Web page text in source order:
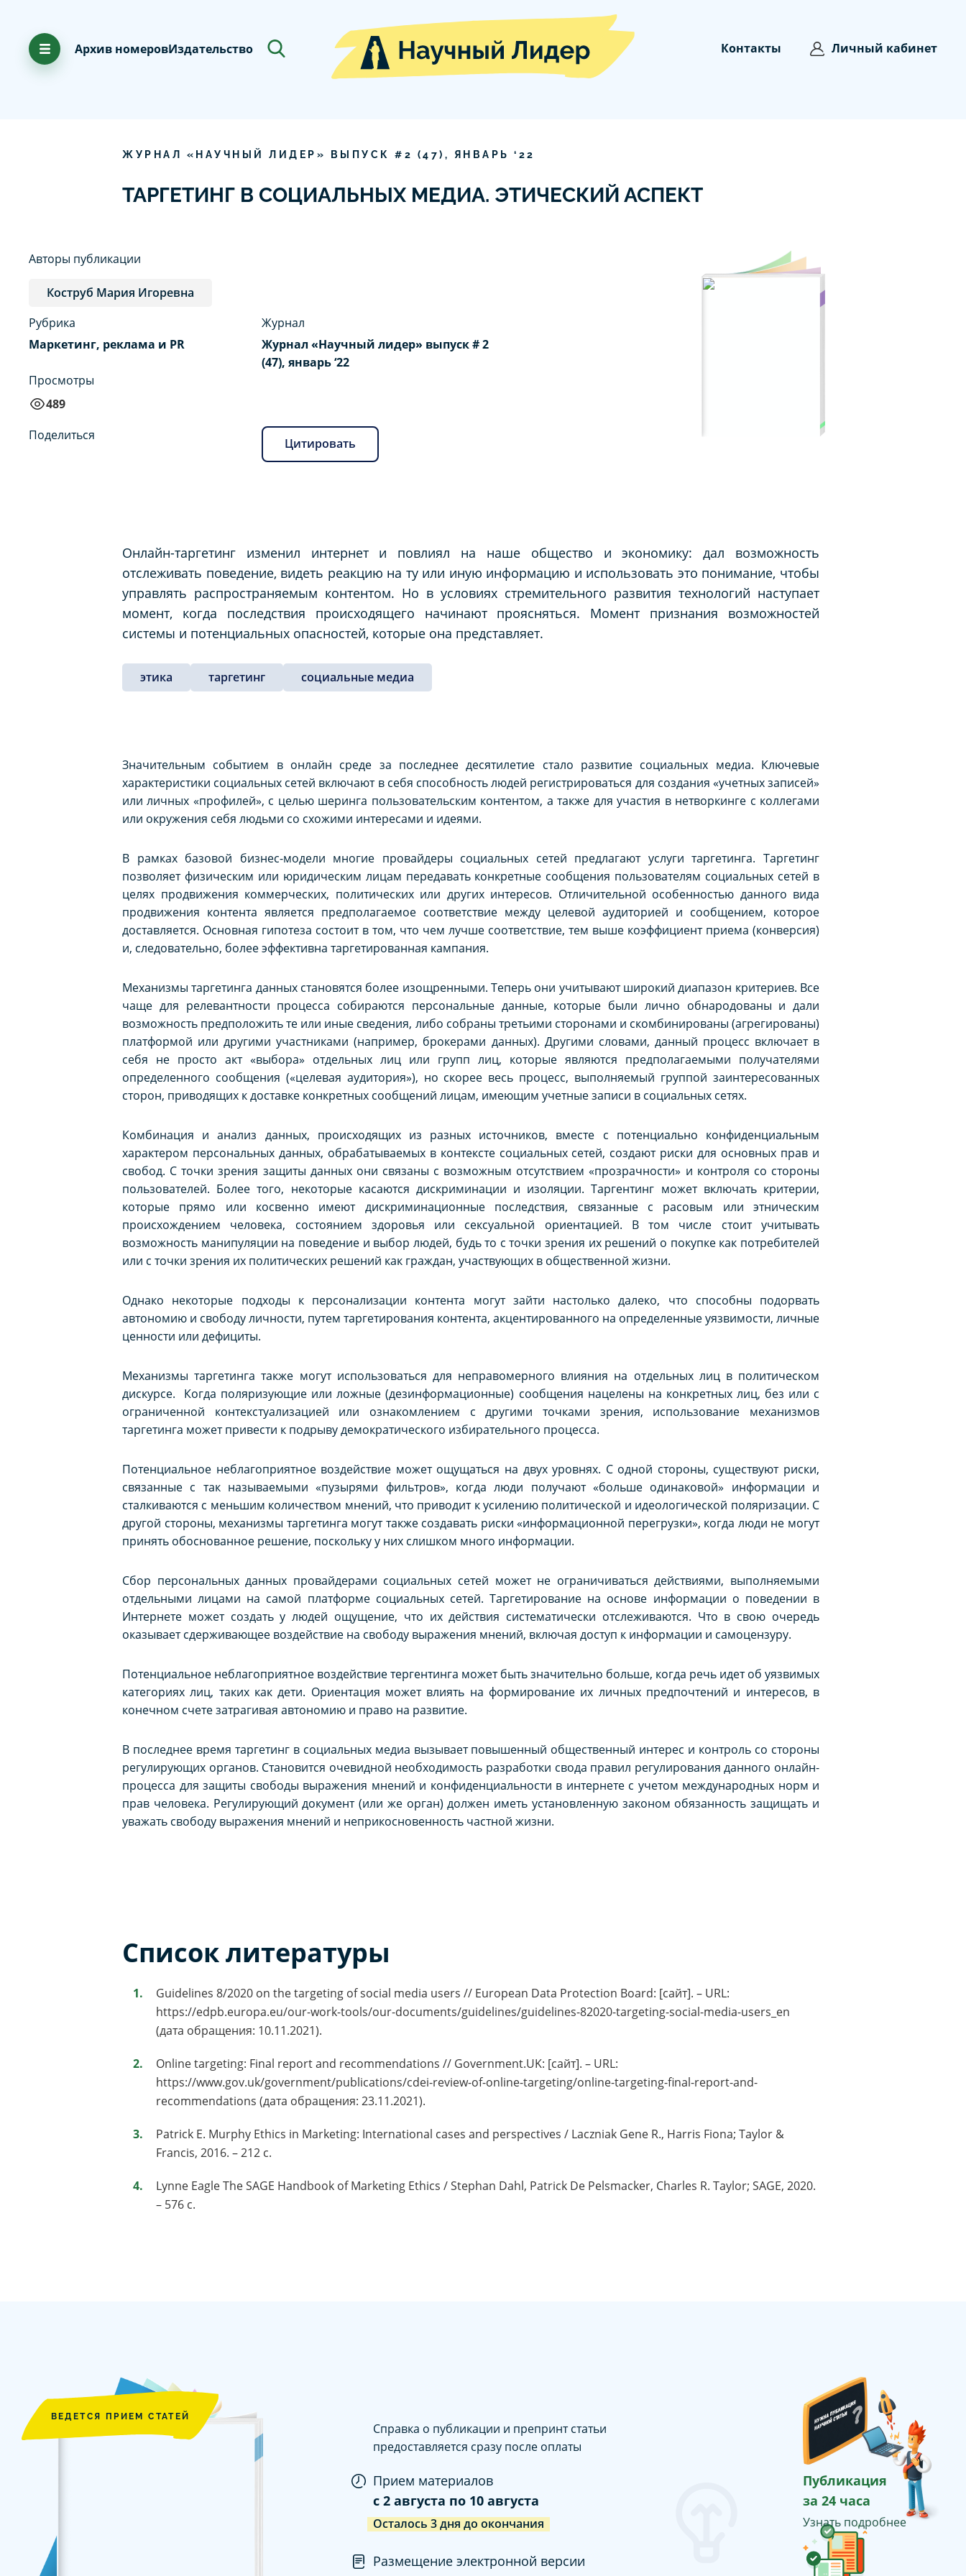
Архив номеровИздательство Контакты Личный кабинет
ЖУРНАЛ «НАУЧНЫЙ ЛИДЕР» ВЫПУСК # 2 (47), ЯНВАРЬ ‘ 22
ТАРГЕТИНГ В СОЦИАЛЬНЫХ МЕДИА. ЭТИЧЕСКИЙ АСПЕКТ
Авторы публикации
Коструб Мария Игоревна
Рубрика
Маркетинг, реклама и PR
Просмотры
489
Журнал
Журнал «Научный лидер» выпуск # 2
(47), январь ‘22
Поделиться
Цитировать
Онлайн-таргетинг изменил интернет и повлиял на наше общество и экономику: дал возможность
отслеживать поведение, видеть реакцию на ту или иную информацию и использовать это понимание, чтобы
управлять распространяемым контентом. Но в условиях стремительного развития технологий наступает
момент, когда последствия происходящего начинают проясняться. Момент признания возможностей
системы и потенциальных опасностей, которые она представляет.
этика таргетинг социальные медиа
Значительным событием в онлайн среде за последнее десятилетие стало развитие социальных медиа. Ключевые
характеристики социальных сетей включают в себя способность людей регистрироваться для создания «учетных записей»
или личных «профилей», с целью шеринга пользовательским контентом, а также для участия в нетворкинге с коллегами
или окружения себя людьми со схожими интересами и идеями.
В рамках базовой бизнес-модели многие провайдеры социальных сетей предлагают услуги таргетинга. Таргетинг
позволяет физическим или юридическим лицам передавать конкретные сообщения пользователям социальных сетей в
целях продвижения коммерческих, политических или других интересов. Отличительной особенностью данного вида
продвижения контента является предполагаемое соответствие между целевой аудиторией и сообщением, которое
доставляется. Основная гипотеза состоит в том, что чем лучше соответствие, тем выше коэффициент приема (конверсия)
и, следовательно, более эффективна таргетированная кампания.
Механизмы таргетинга данных становятся более изощренными. Теперь они учитывают широкий диапазон критериев. Все
чаще для релевантности процесса собираются персональные данные, которые были лично обнародованы и дали
возможность предположить те или иные сведения, либо собраны третьими сторонами и скомбинированы (агрегированы)
платформой или другими участниками (например, брокерами данных). Другими словами, данный процесс включает в
себя не просто акт «выбора» отдельных лиц или групп лиц, которые являются предполагаемыми получателями
определенного сообщения («целевая аудитория»), но скорее весь процесс, выполняемый группой заинтересованных
сторон, приводящих к доставке конкретных сообщений лицам, имеющим учетные записи в социальных сетях.
Комбинация и анализ данных, происходящих из разных источников, вместе с потенциально конфиденциальным
характером персональных данных, обрабатываемых в контексте социальных сетей, создают риски для основных прав и
свобод. С точки зрения защиты данных они связаны с возможным отсутствием «прозрачности» и контроля со стороны
пользователей. Более того, некоторые касаются дискриминации и изоляции. Таргентинг может включать критерии,
которые прямо или косвенно имеют дискриминационные последствия, связанные с расовым или этническим
происхождением человека, состоянием здоровья или сексуальной ориентацией. В том числе стоит учитывать
возможность манипуляции на поведение и выбор людей, будь то с точки зрения их решений о покупке как потребителей
или с точки зрения их политических решений как граждан, участвующих в общественной жизни.
Однако некоторые подходы к персонализации контента могут зайти настолько далеко, что способны подорвать
автономию и свободу личности, путем таргетирования контента, акцентированного на определенные уязвимости, личные
ценности или дефициты.
Механизмы таргетинга также могут использоваться для неправомерного влияния на отдельных лиц в политическом
дискурсе. Когда поляризующие или ложные (дезинформационные) сообщения нацелены на конкретных лиц, без или с
ограниченной контекстуализацией или ознакомлением с другими точками зрения, использование механизмов
таргетинга может привести к подрыву демократического избирательного процесса.
Потенциальное неблагоприятное воздействие может ощущаться на двух уровнях. С одной стороны, существуют риски,
связанные с так называемыми «пузырями фильтров», когда люди получают «больше одинаковой» информации и
сталкиваются с меньшим количеством мнений, что приводит к усилению политической и идеологической поляризации. С
другой стороны, механизмы таргетинга могут также создавать риски «информационной перегрузки», когда люди не могут
принять обоснованное решение, поскольку у них слишком много информации.
Сбор персональных данных провайдерами социальных сетей может не ограничиваться действиями, выполняемыми
отдельными лицами на самой платформе социальных сетей. Таргетирование на основе информации о поведении в
Интернете может создать у людей ощущение, что их действия систематически отслеживаются. Что в свою очередь
оказывает сдерживающее воздействие на свободу выражения мнений, включая доступ к информации и самоцензуру.
Потенциальное неблагоприятное воздействие тергентинга может быть значительно больше, когда речь идет об уязвимых
категориях лиц, таких как дети. Ориентация может влиять на формирование их личных предпочтений и интересов, в
конечном счете затрагивая автономию и право на развитие.
В последнее время таргетинг в социальных медиа вызывает повышенный общественный интерес и контроль со стороны
регулирующих органов. Становится очевидной необходимость разработки свода правил регулирования данного онлайн-
процесса для защиты свободы выражения мнений и конфиденциальности в интернете с учетом международных норм и
прав человека. Регулирующий документ (или же орган) должен иметь установленную законом обязанность защищать и
уважать свободу выражения мнений и неприкосновенность частной жизни.
Список литературы
Guidelines 8/2020 on the targeting of social media users // European Data Protection Board: [сайт]. – URL:
https://edpb.europa.eu/our-work-tools/our-documents/guidelines/guidelines-82020-targeting-social-media-users_en
(дата обращения: 10.11.2021).
Online targeting: Final report and recommendations // Government.UK: [сайт]. – URL:
https://www.gov.uk/government/publications/cdei-review-of-online-targeting/online-targeting-final-report-and-
recommendations (дата обращения: 23.11.2021).
Patrick E. Murphy Ethics in Marketing: International cases and perspectives / Laczniak Gene R., Harris Fiona; Taylor &
Francis, 2016. – 212 с.
Lynne Eagle The SAGE Handbook of Marketing Ethics / Stephan Dahl, Patrick De Pelsmacker, Charles R. Taylor; SAGE, 2020.
– 576 с.
ВЕДЕТСЯ ПРИЕМ СТАТЕЙ
Справка о публикации и препринт статьи
предоставляется сразу после оплаты
Прием материалов
c 2 августа по 10 августа
Осталось 3дня до окончания
Размещение электронной версии
Публикация
за 24 часа
Узнать подробнее